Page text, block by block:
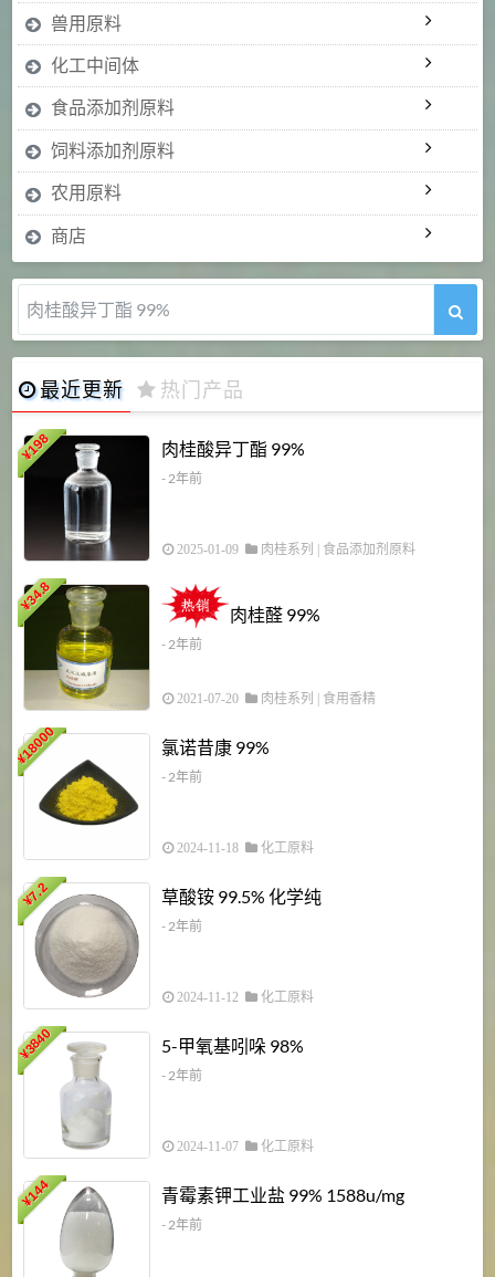
兽用原料
化工中间体
食品添加剂原料
饲料添加剂原料
农用原料
商店
肉桂醛 99%
最近更新 热门产品
¥
198 肉桂酸异丁酯 99%
- 2年前
2025-01-09 肉桂系列 食品添加剂原料
¥
34.8
肉桂醛 99%
- 2年前
2021-07-20 肉桂系列 食用香精
¥
18000 氯诺昔康 99%
- 2年前
2024-11-18 化工原料
¥
7.2 草酸铵 99.5% 化学纯
- 2年前
2024-11-12 化工原料
¥
3840 5-甲氧基吲哚 98%
- 2年前
2024-11-07 化工原料
¥
144 青霉素钾工业盐 99% 1588u/mg
- 2年前